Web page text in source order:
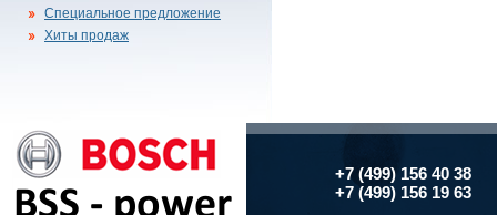
Специальное предложение
Хиты продаж
+7 (499) 156 40 38
+7 (499) 156 19 63